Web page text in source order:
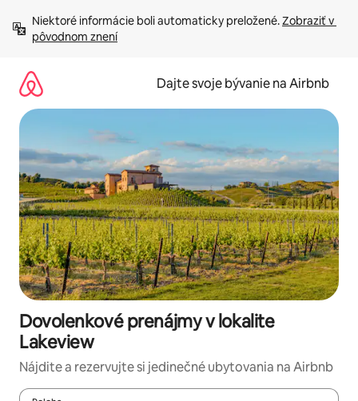
obsah.
Niektoré informácie boli automaticky preložené. Zobraziť v
pôvodnom znení
Dajte svoje bývanie na Airbnb
Dovolenkové prenájmy v lokalite
Lakeview
Nájdite a rezervujte si jedinečné ubytovania na Airbnb